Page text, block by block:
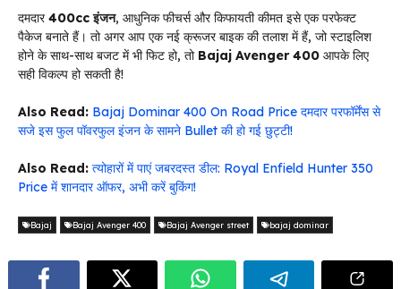
दमदार400cc इंजन, आधुनिक फीचर्स और किफायती कीमत इसे एक परफेक्ट
पैकेज बनाते हैं। तो अगर आप एक नई क्रूजर बाइक की तलाश में हैं, जो स्टाइलिश
होने के साथ-साथ बजट में भी फिट हो, तो Bajaj Avenger 400 आपके लिए
सही विकल्प हो सकती है!
Also Read: Bajaj Dominar 400 On Road Price दमदार परफॉर्मेंस से
सजे इस फुल पॉवरफुल इंजन के सामने Bullet की हो गई छुट्टी!
Also Read: त्योहारों में पाएं जबरदस्त डील: Royal Enfield Hunter 350
Price में शानदार ऑफर, अभी करें बुकिंग!
Bajaj Bajaj Avenger 400 Bajaj Avenger street bajaj dominar